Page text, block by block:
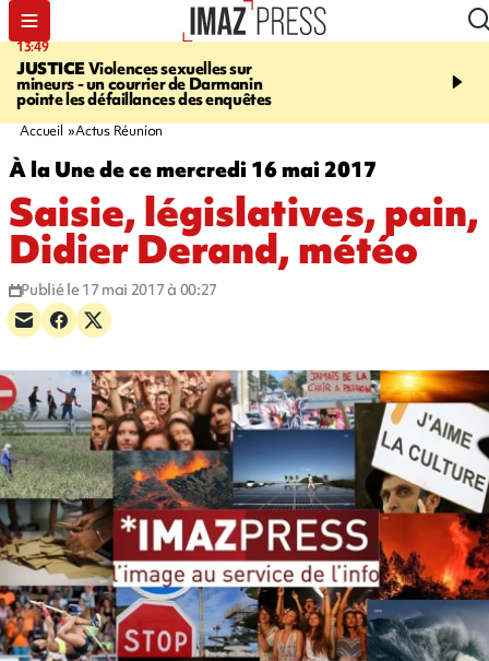
13:49
JUSTICEViolences sexuelles sur
mineurs - un courrier de Darmanin
pointe les défaillances des enquêtes
17:59
Corniche - la route du
Accueil Actus Réunion
À la Une de ce mercredi 16 mai 2017
Saisie, législatives, pain,
Didier Derand, météo
Publié le 17 mai 2017 à 00:27